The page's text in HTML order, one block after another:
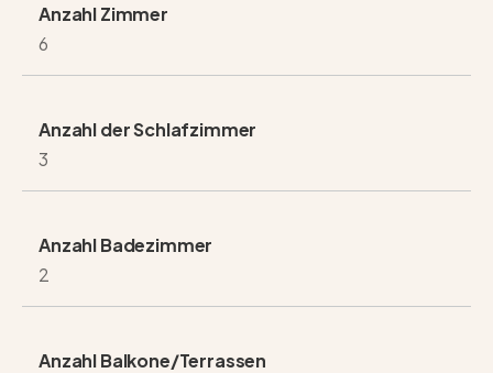
Anzahl Zimmer
6
Anzahl der Schlafzimmer
3
Anzahl Badezimmer
2
Anzahl Balkone/Terrassen